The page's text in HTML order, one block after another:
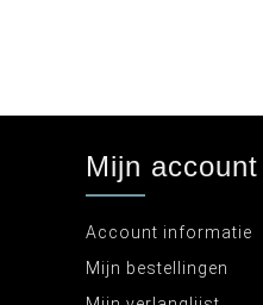
Mijn account
Account informatie
Mijn bestellingen